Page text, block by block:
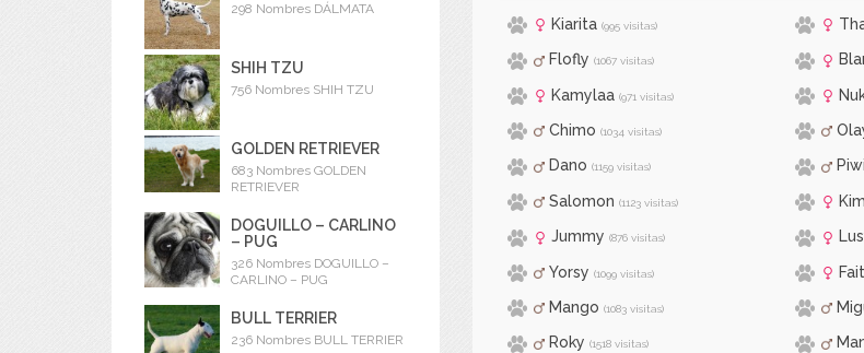
298 Nombres DÁLMATA
SHIH TZU
756 Nombres SHIH TZU
GOLDEN RETRIEVER
683 Nombres GOLDEN
RETRIEVER
DOGUILLO – CARLINO
– PUG
326 Nombres DOGUILLO –
CARLINO – PUG
BULL TERRIER
236 Nombres BULL TERRIER
Kiarita (995 visitas)
Flofly (1067 visitas)
Kamylaa (971 visitas)
Chimo (1034 visitas)
Dano (1159 visitas) Piwi
Salomon (1123 visitas)
Jummy (876 visitas)
Yorsy (1099 visitas)
Mango (1083 visitas)
Roky (1518 visitas)